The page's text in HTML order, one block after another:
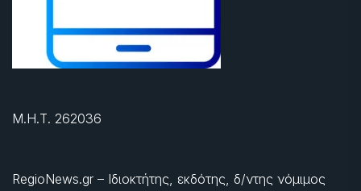
Μ.Η.Τ. 262036
RegioNews.gr – Ιδιοκτήτης, εκδότης, δ/ντης νόμιμος